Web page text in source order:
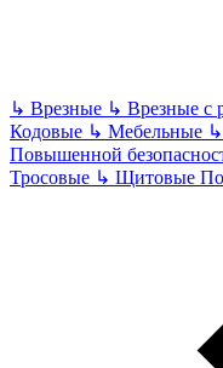
↳ Врезные ↳ Врезные с
Кодовые ↳ Мебельные ↳
Повышенной
Тросовые ↳ Щитовые